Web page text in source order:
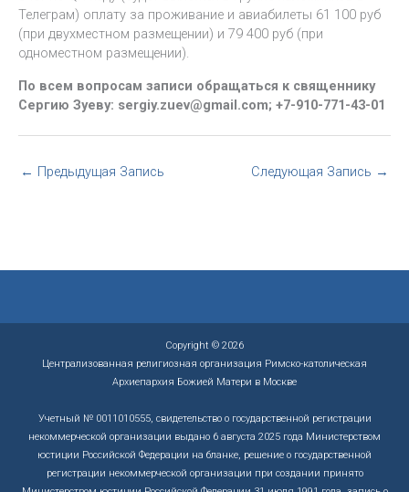
Телеграм) оплату за проживание и авиабилеты 61 100 руб
(при двухместном размещении) и 79 400 руб (при
одноместном размещении).
По всем вопросам записи обращаться к священнику
Сергию Зуеву: sergiy.zuev@gmail.com; +7-910-771-43-01
← Предыдущая Запись Следующая Запись →
Copyright © 2026
Централизованная религиозная организация Римско-католическая
Архиепархия Божией Матери в Москве
Учетный № 0011010555, свидетельство о государственной регистрации
некоммерческой организации выдано 6 августа 2025 года Министерством
юстиции Российской Федерации на бланке, решение о государственной
регистрации некоммерческой организации при создании принято